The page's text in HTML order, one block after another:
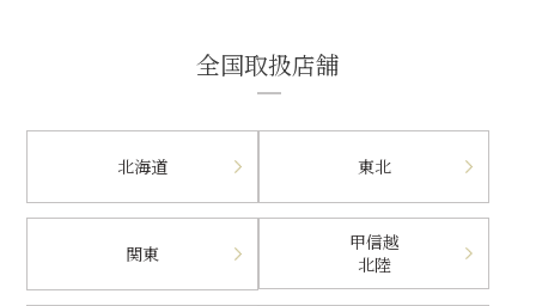
全国取扱店舗
北海道 東北
関東
甲信越
北陸